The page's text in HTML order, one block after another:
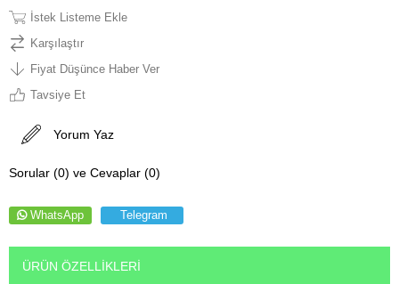
İstek Listeme Ekle
Karşılaştır
Fiyat Düşünce Haber Ver
Tavsiye Et
Yorum Yaz
Sorular (0) ve Cevaplar (0)
WhatsApp Telegram
ÜRÜN ÖZELLIKLERI